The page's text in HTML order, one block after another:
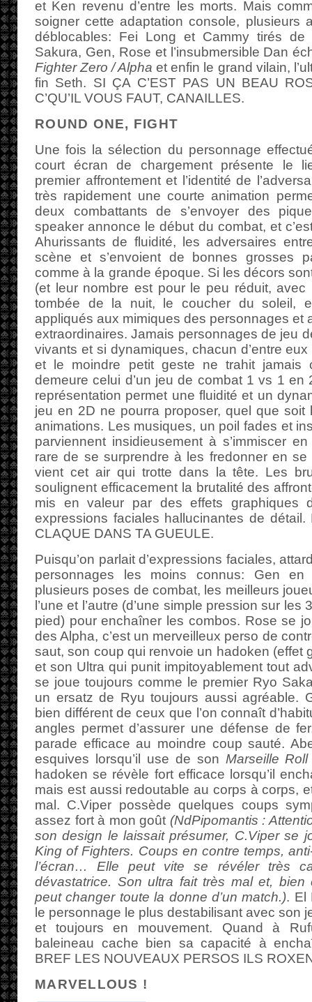
et Ken revenu d’entre les morts. Mais
soigner cette adaptation console, plusieurs
déblocables: Fei Long et Cammy tirés de
Sakura, Gen, Rose et l’insubmersible Dan
Fighter Zero / Alpha et enfin le grand vilain,
fin Seth. SI ÇA C’EST PAS UN BEAU
C’QU’IL VOUS FAUT, CANAILLES.
ROUND ONE, FIGHT
Une fois la sélection du personnage
court écran de chargement présente le
premier affrontement et l’identité de
très rapidement une courte animation
deux combattants de s’envoyer des
speaker annonce le début du combat, et
Ahurissants de fluidité, les adversaires
scène et s’envoient de bonnes grosses
comme à la grande époque. Si les décors
(et leur nombre est pour le peu réduit,
tombée de la nuit, le coucher du soleil,
appliqués aux mimiques des personnages et
extraordinaires. Jamais personnages de jeu
vivants et si dynamiques, chacun d’entre
et le moindre petit geste ne trahit jamais
demeure celui d’un jeu de combat 1 vs 1 en
représentation permet une fluidité et un
jeu en 2D ne pourra proposer, quel que soit
animations. Les musiques, un poil fades et
parviennent insidieusement à s’immiscer
rare de se surprendre à les fredonner en se
vient cet air qui trotte dans la tête. Les
soulignent efficacement la brutalité des
mis en valeur par des effets graphiques
expressions faciales hallucinantes de détail.
CLAQUE DANS TA GUEULE.
Puisqu’on parlait d’expressions faciales,
personnages les moins connus: Gen
plusieurs poses de combat, les meilleurs
l’une et l’autre (d’une simple pression sur
pied) pour enchaîner les combos. Rose se
des Alpha, c’est un merveilleux perso de
saut, son coup qui renvoie un hadoken (effet
et son Ultra qui punit impitoyablement tout
se joue toujours comme le premier Ryo
un ersatz de Ryu toujours aussi agréable.
bien différent de ceux que l’on connaît
angles permet d’assurer une défense de
parade efficace au moindre coup sauté.
esquives lorsqu’il use de son Marseille Roll
hadoken se révèle fort efficace lorsqu’il
mais est aussi redoutable au corps à corps,
mal. C.Viper possède quelques coups
assez fort à mon goût (NdPipomantis :
son design le laissait présumer, C.Viper se
King of Fighters. Coups en contre temps,
l’écran… Elle peut vite se révéler très
dévastatrice. Son ultra fait très mal et,
peut changer toute la donne d’un match.). El
le personnage le plus destabilisant avec son
et toujours en mouvement. Quand à
baleineau cache bien sa capacité à
BREF LES NOUVEAUX PERSOS ILS
MARVELLOUS !